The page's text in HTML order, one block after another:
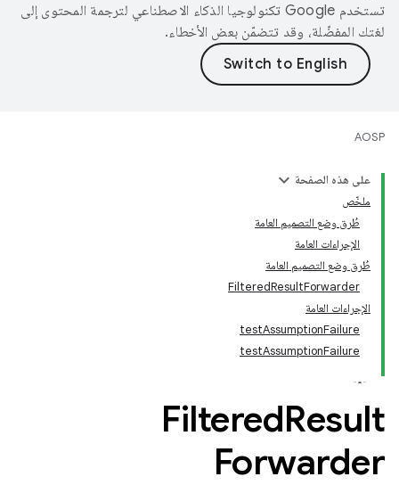
تستخدم Google تكنولوجيا الذكاء الاصطناعي لترجمة المحتوى إلى
لغتك المفضّلة، وقد تتضمّن بعض الأخطاء.
AOSP
على هذه الصفحة
ملخّص
طُرق وضع التصميم العامة
الإجراءات العامة
طُرق وضع التصميم العامة
FilteredResultForwarder
الإجراءات العامة
testAssumptionFailure
testAssumptionFailure
FilteredResult
Forwarder